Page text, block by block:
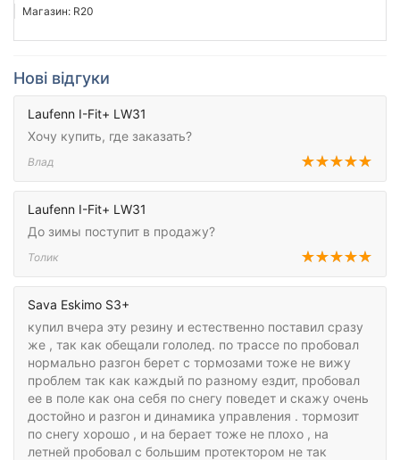
Магазин: R20
Нові відгуки
Laufenn I-Fit+ LW31
Хочу купить, где заказать?
Влад
Laufenn I-Fit+ LW31
До зимы поступит в продажу?
Толик
Sava Eskimo S3+
купил вчера эту резину и естественно поставил сразу
же , так как обещали гололед. по трассе по пробовал
нормально разгон берет с тормозами тоже не вижу
проблем так как каждый по разному ездит, пробовал
ее в поле как она себя по снегу поведет и скажу очень
достойно и разгон и динамика управления . тормозит
по снегу хорошо , и на берает тоже не плохо , на
летней пробовал с большим протектором не так